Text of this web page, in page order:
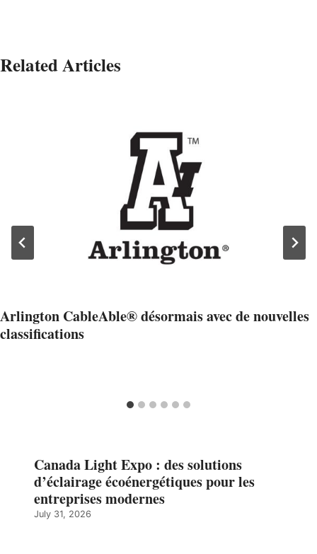
Related Articles
Arlington CableAble® désormais avec de nouvelles
classifications
Canada Light Expo : des solutions
d’éclairage écoénergétiques pour les
entreprises modernes
July 31, 2026